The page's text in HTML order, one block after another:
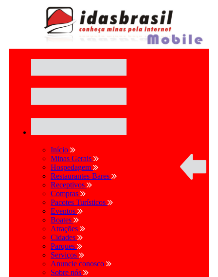
Início
Minas Gerais
Hospedagem
Restaurantes-Bares
Receptivos
Compras
Pacotes Turísticos
Eventos
Boates
Atrações
Cidades
Parques
Serviços
Anuncie conosco
Sobre nós